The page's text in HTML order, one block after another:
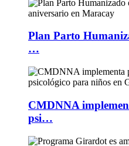
Plan Parto
…
CMDNNA
psi…